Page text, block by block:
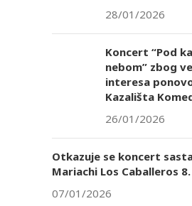
28/01/2026
Koncert “Pod
nebom” zbog
interesa
Kazališta
26/01/2026
Otkazuje se koncert
Mariachi Los Caballeros
07/01/2026